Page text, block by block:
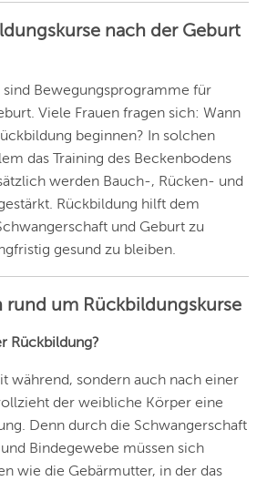
Vorschlag basierend
Angebote und
Angebote außerhalb
unserer Städte.
BERLIN
MÜNCHEN
FRANKFURT
ESSEN
HANNOVER
LEIPZIG
nach der Geburt
sind Bewegungsprogramme für
Viele Frauen fragen sich: Wann
beginnen? In solchen
das Training des Beckenbodens
werden Bauch-, Rücken- und
Rückbildung hilft dem
und Geburt zu
gesund zu bleiben.
rund um Rückbildungskurse
Rückbildung?
während, sondern auch nach einer
der weibliche Körper eine
Denn durch die Schwangerschaft
Bindegewebe müssen sich
wie die Gebärmutter, in der das